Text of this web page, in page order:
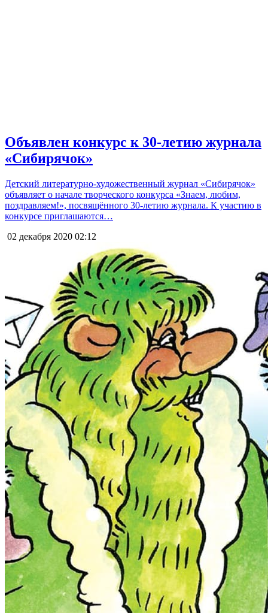
Объявлен конкурс к 30-летию журнала
«Сибирячок»
Детский литературно-художественный журнал «Сибирячок»
объявляет о начале творческого конкурса «Знаем, любим,
поздравляем!», посвящённого 30-летию журнала. К участию в
конкурсе приглашаются…
02 декабря 2020 02:12